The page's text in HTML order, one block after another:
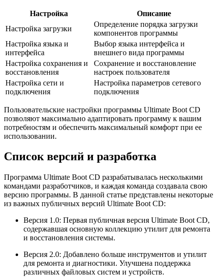
Настройка
Описание
Настройка загрузки
Определение порядка загрузки
компонентов программы
Настройка языка и
интерфейса
Выбор языка интерфейса и
внешнего вида программы
Настройка сохранения и
восстановления
Сохранение и восстановление
настроек пользователя
Настройка сети и
подключения
Настройка параметров сетевого
подключения
Пользовательские настройки программы Ultimate Boot CD
позволяют максимально адаптировать программу к вашим
потребностям и обеспечить максимальный комфорт при ее
использовании.
Список версий и разработка
Программа Ultimate Boot CD разрабатывалась несколькими
командами разработчиков, и каждая команда создавала свою
версию программы. В данной статье представлены некоторые
из важных публичных версий Ultimate Boot CD:
Версия 1.0: Первая публичная версия Ultimate Boot CD,
содержавшая основную коллекцию утилит для ремонта
и восстановления системы.
Версия 2.0: Добавлено больше инструментов и утилит
для ремонта и диагностики. Улучшена поддержка
различных файловых систем и устройств.